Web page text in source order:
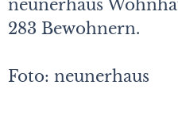
neunerhaus
283 Bewohnern.
Foto: neunerhaus